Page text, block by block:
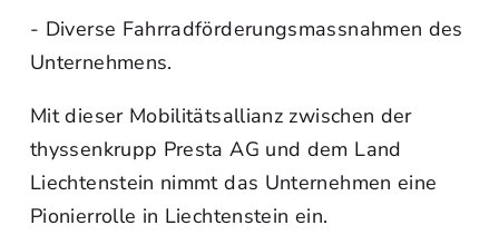
- Diverse Fahrradförderungsmassnahmen des
Unternehmens.
Mit dieser Mobilitätsallianz zwischen der
thyssenkrupp Presta AG und dem Land
Liechtenstein nimmt das Unternehmen eine
Pionierrolle in Liechtenstein ein.